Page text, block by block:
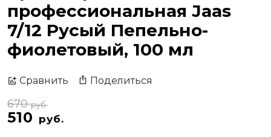
профессиональная Jaas
7/12 Русый Пепельно-
фиолетовый, 100 мл
Сравнить Поделиться
510 руб.
670руб.